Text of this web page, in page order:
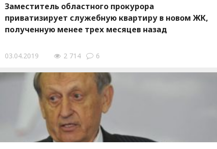
Заместитель областного прокурора
приватизирует служебную квартиру в новом ЖК,
полученную менее трех месяцев назад
03.04.2019 2 714 6